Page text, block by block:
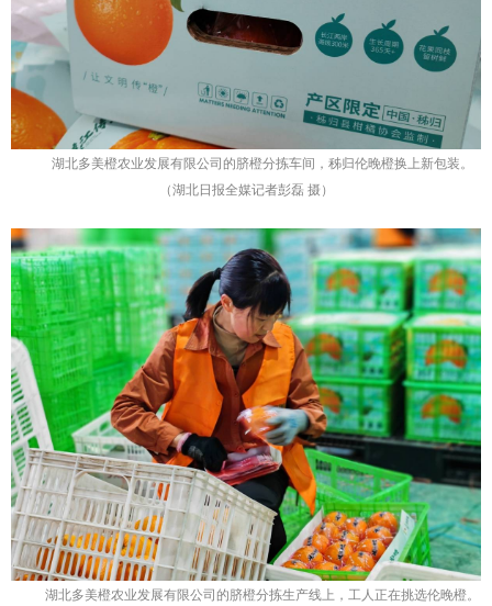
湖北多美橙农业发展有限公司的脐橙分拣车间，秭归伦晚橙换上新包装。
（湖北日报全媒记者彭磊 摄）
湖北多美橙农业发展有限公司的脐橙分拣生产线上，工人正在挑选伦晚橙。